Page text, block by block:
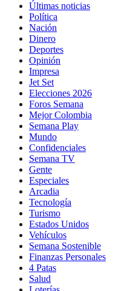
Últimas noticias
Política
Nación
Dinero
Deportes
Opinión
Impresa
Jet Set
Elecciones 2026
Foros Semana
Mejor Colombia
Semana Play
Mundo
Confidenciales
Semana TV
Gente
Especiales
Arcadia
Tecnología
Turismo
Estados Unidos
Vehículos
Semana Sostenible
Finanzas Personales
4 Patas
Salud